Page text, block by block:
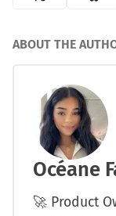
ABOUT THE
Océane
🚀 Product